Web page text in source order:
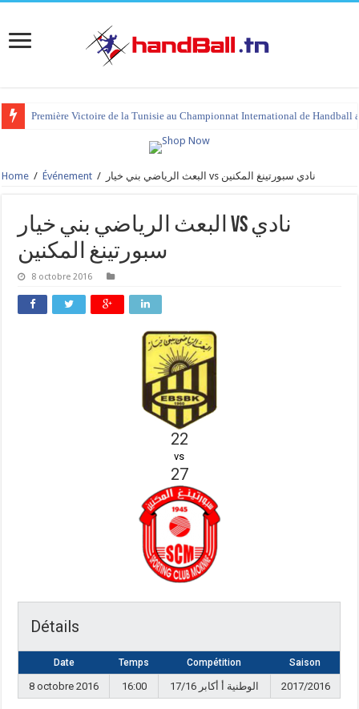
Première Victoire de la Tunisie au Championnat International de Handball
Home / Événement / البعث الرياضي بني خيار vs نادي سبورتينغ المكنين
البعث الرياضي بني خيار vs نادي
سبورتينغ المكنين
8 octobre 2016
22
vs
27
Détails
Date Temps Compétition Saison
8 octobre 2016 16:00 17/16 الوطنية أ أكابر 2017/2016